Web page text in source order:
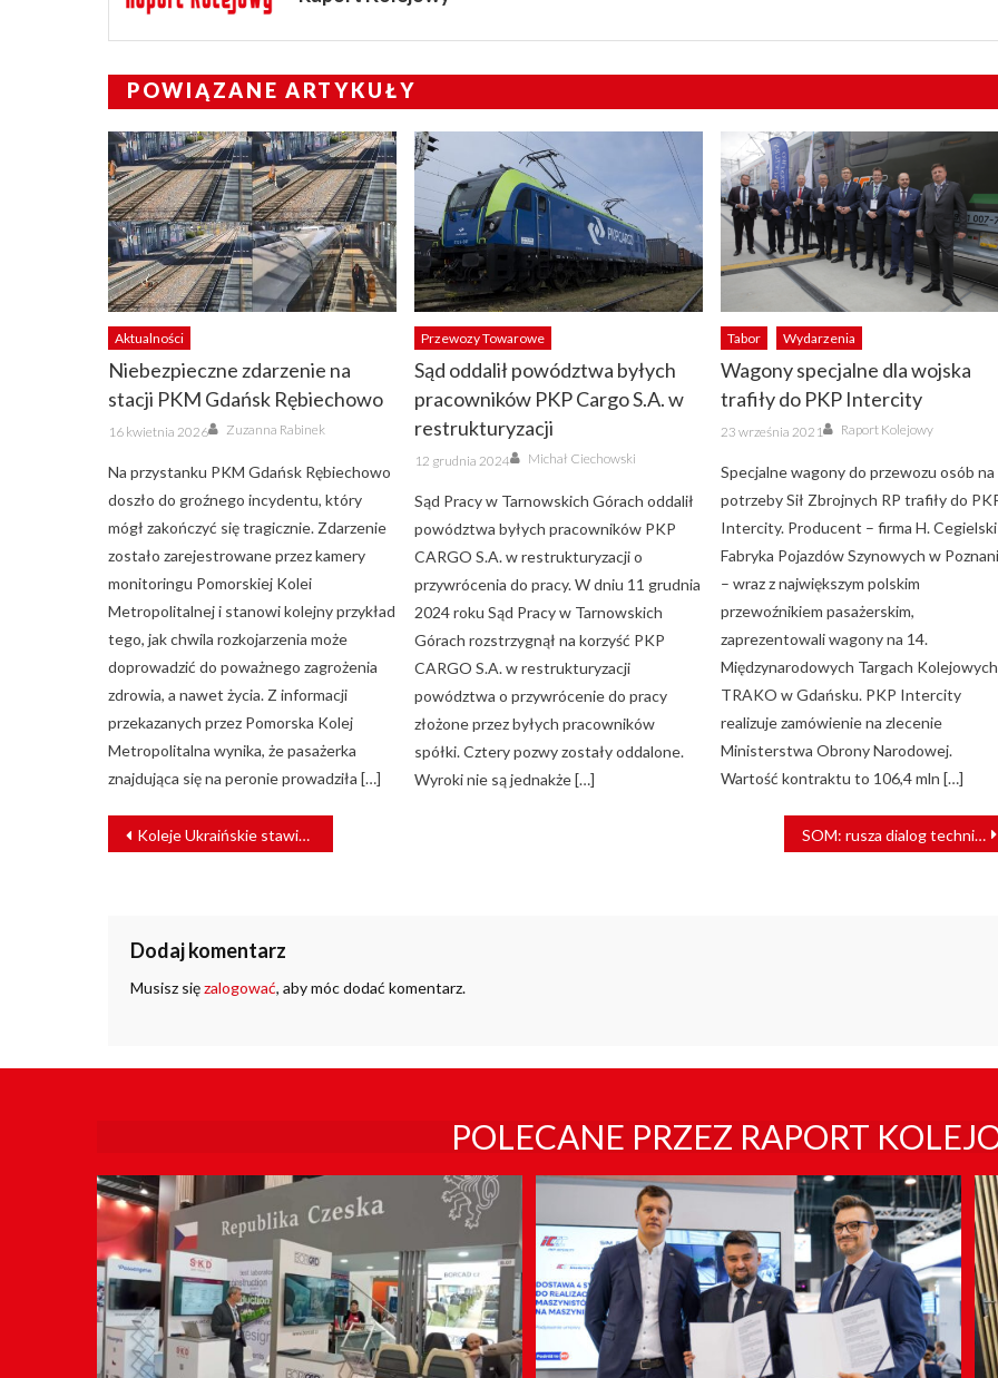
POWIĄZANE ARTYKUŁY
Aktualności
Niebezpieczne zdarzenie na
stacji PKM Gdańsk Rębiechowo
Posted
on
16 kwietnia 2026 Author
Zuzanna Rabinek
Na przystanku PKM Gdańsk Rębiechowo
doszło do groźnego incydentu, który
mógł zakończyć się tragicznie. Zdarzenie
zostało zarejestrowane przez kamery
monitoringu Pomorskiej Kolei
Metropolitalnej i stanowi kolejny przykład
tego, jak chwila rozkojarzenia może
doprowadzić do poważnego zagrożenia
zdrowia, a nawet życia. Z informacji
przekazanych przez Pomorska Kolej
Metropolitalna wynika, że pasażerka
znajdująca się na peronie prowadziła […]
Przewozy Towarowe
Sąd oddalił powództwa byłych
pracowników PKP Cargo S.A. w
restrukturyzacji
Posted
on
12 grudnia 2024 Author
Michał Ciechowski
Sąd Pracy w Tarnowskich Górach oddalił
powództwa byłych pracowników PKP
CARGO S.A. w restrukturyzacji o
przywrócenia do pracy. W dniu 11 grudnia
2024 roku Sąd Pracy w Tarnowskich
Górach rozstrzygnął na korzyść PKP
CARGO S.A. w restrukturyzacji
powództwa o przywrócenie do pracy
złożone przez byłych pracowników
spółki. Cztery pozwy zostały oddalone.
Wyroki nie są jednakże […]
Tabor Wydarzenia
Wagony specjalne dla wojska
trafiły do PKP Intercity
Posted
on
23 września 2021 Author
Raport Kolejowy
Specjalne wagony do przewozu osób na
potrzeby Sił Zbrojnych RP trafiły do
Intercity. Producent – firma H. Cegielski
Fabryka Pojazdów Szynowych w
– wraz z największym polskim
przewoźnikiem pasażerskim,
zaprezentowali wagony na 14.
Międzynarodowych Targach Kolejowych
TRAKO w Gdańsku. PKP Intercity
realizuje zamówienie na zlecenie
Ministerstwa Obrony Narodowej.
Wartość kontraktu to 106,4 mln […]
NAWIGACJA
WPISU
Koleje Ukraińskie stawiają na płatności mobilne SOM: rusza dialog techniczny dot. rozbudowy systemu biletomatów i kasowników
Dodaj komentarz
Musisz sięzalogować, aby móc dodać komentarz.
POLECANE PRZEZ RAPORT